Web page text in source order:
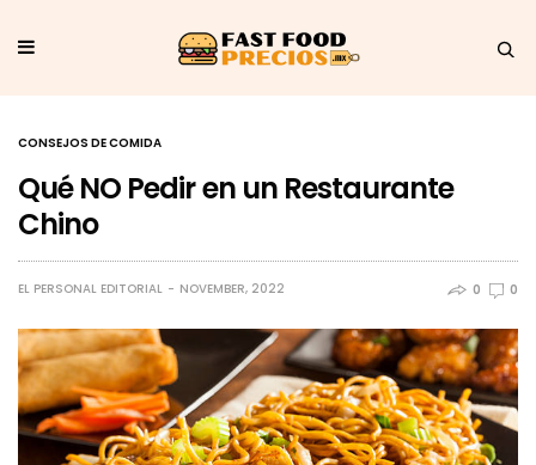
CONSEJOS DE COMIDA
Qué NO Pedir en un Restaurante
Chino
EL PERSONAL EDITORIAL NOVEMBER, 2022 0 0